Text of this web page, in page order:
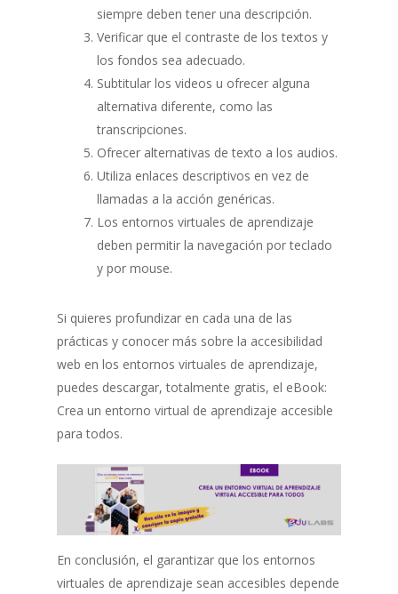
siempre deben tener una descripción.
Verificar que el contraste de los textos y
los fondos sea adecuado.
Subtitular los videos u ofrecer alguna
alternativa diferente, como las
transcripciones.
Ofrecer alternativas de texto a los audios.
Utiliza enlaces descriptivos en vez de
llamadas a la acción genéricas.
Los entornos virtuales de aprendizaje
deben permitir la navegación por teclado
y por mouse.
Si quieres profundizar en cada una de las
prácticas y conocer más sobre la accesibilidad
web en los entornos virtuales de aprendizaje,
puedes descargar, totalmente gratis, el eBook:
Crea un entorno virtual de aprendizaje accesible
para todos.
En conclusión, el garantizar que los entornos
virtuales de aprendizaje sean accesibles depende